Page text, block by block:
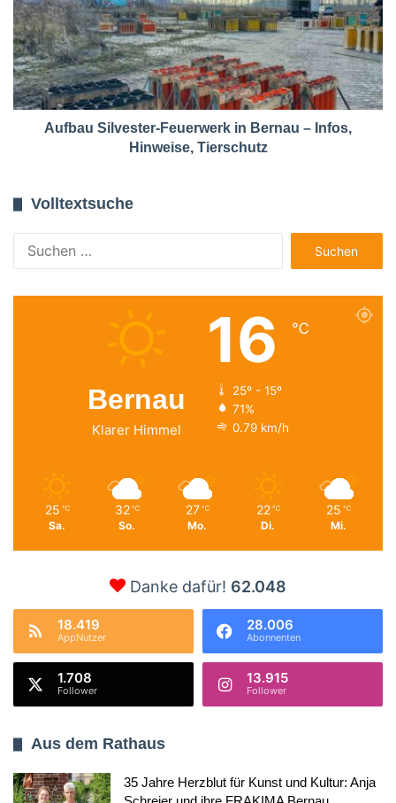
Aufbau Silvester-Feuerwerk in Bernau – Infos,
Hinweise, Tierschutz
Volltextsuche
nach:
Bernau
Klarer Himmel
16 ℃
25º - 15º
71%
0.79 km/h
25 ℃
Sa.
32 ℃
So.
27 ℃
Mo.
22 ℃
Di.
25 ℃
Mi.
Danke dafür! 62.048
18.419
AppNutzer
28.006
Abonnenten
1.708
Follower
13.915
Follower
Aus dem Rathaus
35 Jahre Herzblut für Kunst und Kultur: Anja